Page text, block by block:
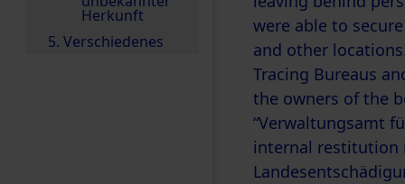
Herkunft
5. Verschiedenes
were able to
and other
Tracing Bureaus
the owners of the
“Verwaltungsamt
internal restitution